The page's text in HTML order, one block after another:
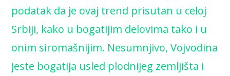
podatak da je ovaj trend prisutan u celoj
Srbiji, kako u bogatijim delovima tako i u
onim siromašnijim. Nesumnjivo, Vojvodina
jeste bogatija usled plodnijeg zemljišta i